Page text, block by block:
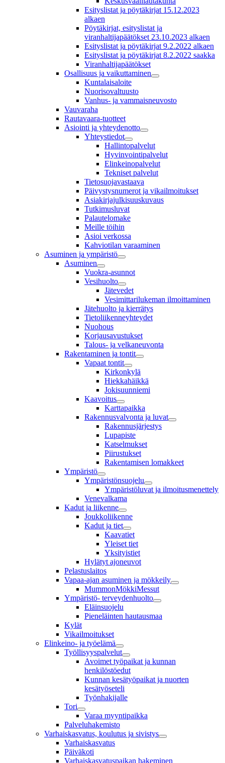
Esityslistat ja pöytäkirjat 15.12.2023
alkaen
Pöytäkirjat, esityslistat ja
viranhaltijapäätökset 23.10.2023 alkaen
Esityslistat ja pöytäkirjat 9.2.2022 alkaen
Esityslistat ja pöytäkirjat 8.2.2022 saakka
Viranhaltijapäätökset
Osallisuus ja vaikuttaminen
Kuntalaisaloite
Nuorisovaltuusto
Vanhus- ja vammaisneuvosto
Vauvaraha
Rautavaara-tuotteet
Asiointi ja yhteydenotto
Yhteystiedot
Hallintopalvelut
Hyvinvointipalvelut
Elinkeinopalvelut
Tekniset palvelut
Tietosuojavastaava
Päivystysnumerot ja vikailmoitukset
Asiakirjajulkisuuskuvaus
Tutkimusluvat
Palautelomake
Meille töihin
Asioi verkossa
Kahviotilan varaaminen
Asuminen ja ympäristö
Asuminen
Vuokra-asunnot
Vesihuolto
Jätevedet
Vesimittarilukeman ilmoittaminen
Jätehuolto ja kierrätys
Tietoliikenneyhteydet
Nuohous
Korjausavustukset
Talous- ja velkaneuvonta
Rakentaminen ja tontit
Vapaat tontit
Kirkonkylä
Hiekkahäikkä
Jokisuunniemi
Kaavoitus
Karttapaikka
Rakennusvalvonta ja luvat
Rakennusjärjestys
Lupapiste
Katselmukset
Piirustukset
Rakentamisen lomakkeet
Ympäristö
Ympäristönsuojelu
Ympäristöluvat ja ilmoitusmenettely
Venevalkama
Kadut ja liikenne
Joukkoliikenne
Kadut ja tiet
Kaavatiet
Yleiset tiet
Yksityistiet
Hylätyt ajoneuvot
Pelastuslaitos
Vapaa-ajan asuminen ja mökkeily
MummonMökkiMessut
Ympäristö- terveydenhuolto
Eläinsuojelu
Pieneläinten hautausmaa
Kylät
Vikailmoitukset
Elinkeino- ja työelämä
Työllisyyspalvelut
Avoimet työpaikat ja kunnan
henkilöstöedut
Kunnan kesätyöpaikat ja nuorten
kesätyöseteli
Työnhakijalle
Tori
Varaa myyntipaikka
Palveluhakemisto
Varhaiskasvatus, koulutus ja sivistys
Varhaiskasvatus
Päiväkoti
Varhaiskasvatuspaikan hakeminen